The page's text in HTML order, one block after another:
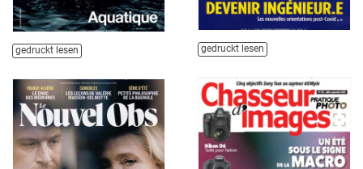
gedruckt lesen
gedruckt lesen